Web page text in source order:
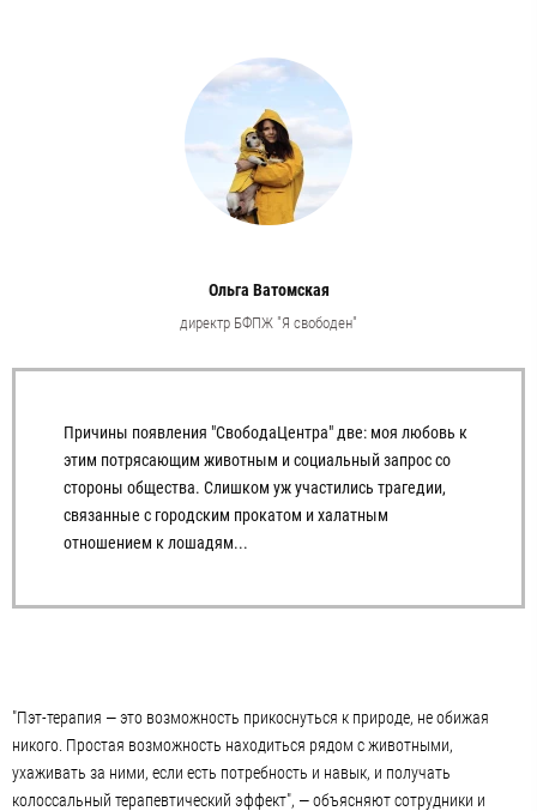
Ольга Ватомская
директр БФПЖ "Я свободен"
Причины появления "СвободаЦентра" две: моя любовь к
этим потрясающим животным и социальный запрос со
стороны общества. Слишком уж участились трагедии,
связанные с городским прокатом и халатным
отношением к лошадям...
"Пэт-терапия — это возможность прикоснуться к природе, не обижая
никого. Простая возможность находиться рядом с животными,
ухаживать за ними, если есть потребность и навык, и получать
колоссальный терапевтический эффект", — объясняют сотрудники и